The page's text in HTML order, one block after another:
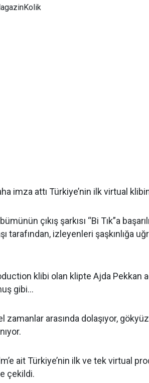
imza attı Türkiye’nin ilk virtual
çıkış şarkısı “Bi Tık”a
tarafından, izleyenleri şaşkınlığa
klibi olan klipte Ajda Pekkan
gibi...
zamanlar arasında dolaşıyor,
ait Türkiye’nin ilk ve tek virtual
çekildi.